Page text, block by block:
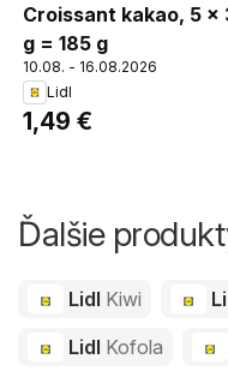
Croissant kakao, 5 x
g = 185 g
10.08. - 16.08.2026
Lidl
1,49 €
Ďalšie
Lidl Kiwi
Lidl Kofola